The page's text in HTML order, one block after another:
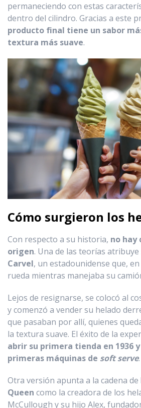
permaneciendo con estas
dentro del cilindro. Gracias a este
producto final tiene un sabor
textura más suave.
Cómo surgieron los
Con respecto a su historia, no hay
origen. Una de las teorías atribuye
Carvel, un estadounidense que,
rueda mientras manejaba su
Lejos de resignarse, se colocó al
y comenzó a vender su helado
que pasaban por allí, quienes
la textura suave. El éxito de la
abrir su primera tienda en 1936
primeras máquinas de soft serve.
Otra versión apunta a la cadena de
Queen como la creadora de los
McCullough y su hijo Alex,